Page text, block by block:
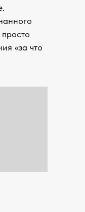
«за что